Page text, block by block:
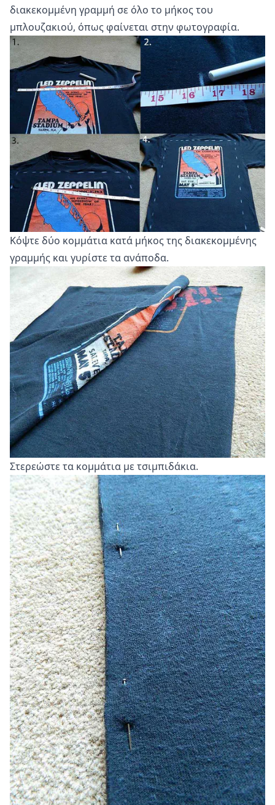
διακεκομμένη γραμμή σε όλο το μήκος του
μπλουζακιού, όπως φαίνεται στην φωτογραφία.
Κόψτε δύο κομμάτια κατά μήκος της διακεκομμένης
γραμμής και γυρίστε τα ανάποδα.
Στερεώστε τα κομμάτια με τσιμπιδάκια.